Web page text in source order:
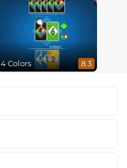
4 Colors 8.3